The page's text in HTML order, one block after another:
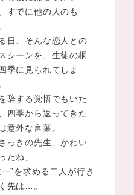
すでに他の人のも
日、そんな恋人との
シーンを、生徒の桐
季に見られてしま
辞する覚悟でもいた
四季から返ってきた
意外な言葉。
さっきの先生、かわい
たね」
一”を求める二人が行き
先は…。